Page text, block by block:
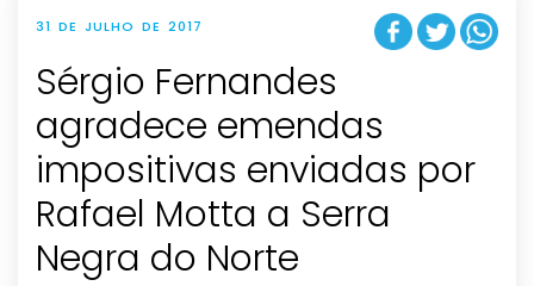
31 DE JULHO DE 2017
Sérgio Fernandes
agradece emendas
impositivas enviadas por
Rafael Motta a Serra
Negra do Norte